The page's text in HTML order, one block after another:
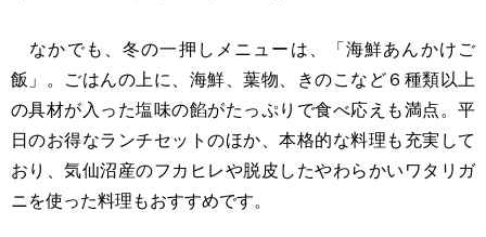
なかでも、冬の一押しメニューは、「海鮮あんかけご
飯」。ごはんの上に、海鮮、葉物、きのこなど６種類以上
の具材が入った塩味の餡がたっぷりで食べ応えも満点。平
日のお得なランチセットのほか、本格的な料理も充実して
おり、気仙沼産のフカヒレや脱皮したやわらかいワタリガ
ニを使った料理もおすすめです。